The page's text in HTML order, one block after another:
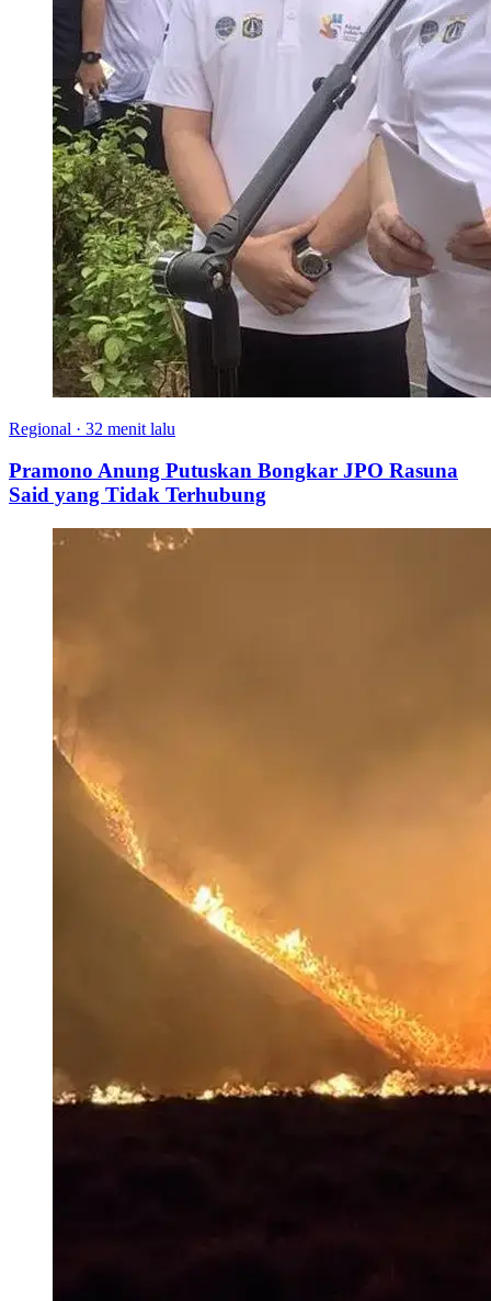
Regional · 32 menit lalu
Pramono Anung Putuskan Bongkar JPO Rasuna
Said yang Tidak Terhubung